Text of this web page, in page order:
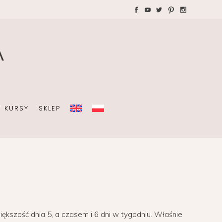
KURSY SKLEP
dnia 5, a czasem i 6 dni w tygodniu. Właśnie